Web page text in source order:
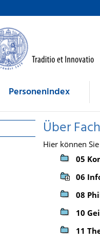
Personenindex
Über
Hier können
05
06
08
10
11